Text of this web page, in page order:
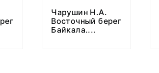
Чарушин Н.А.
Восточный берег
Байкала....